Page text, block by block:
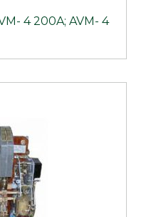
4 200A; AVM- 4